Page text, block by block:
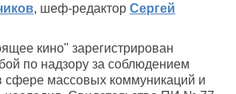
, шеф-редактор Сергей
кино" зарегистрирован
по надзору за соблюдением
сфере массовых коммуникаций и